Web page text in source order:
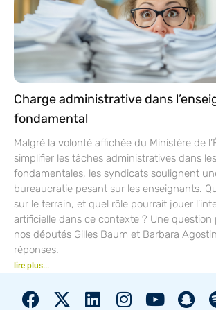
Charge administrative dans
fondamental
Malgré la volonté affichée du Ministère de
simplifier les tâches administratives dans
fondamentales, les syndicats soulignent
bureaucratie pesant sur les enseignants.
sur le terrain, et quel rôle pourrait jouer
artificielle dans ce contexte ? Une question
nos députés Gilles Baum et Barbara
réponses.
lire plus...